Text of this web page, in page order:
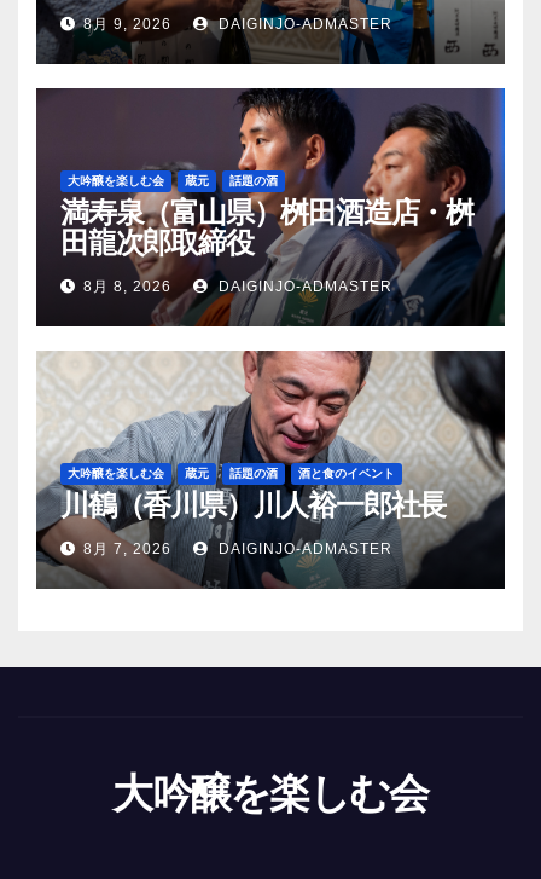
8月 9, 2026 DAIGINJO-ADMASTER
大吟醸を楽しむ会 蔵元 話題の酒
満寿泉（富山県）桝田酒造店・桝
田龍次郎取締役
8月 8, 2026 DAIGINJO-ADMASTER
大吟醸を楽しむ会 蔵元 話題の酒 酒と食のイベント
川鶴（香川県）川人裕一郎社長
8月 7, 2026 DAIGINJO-ADMASTER
大吟醸を楽しむ会